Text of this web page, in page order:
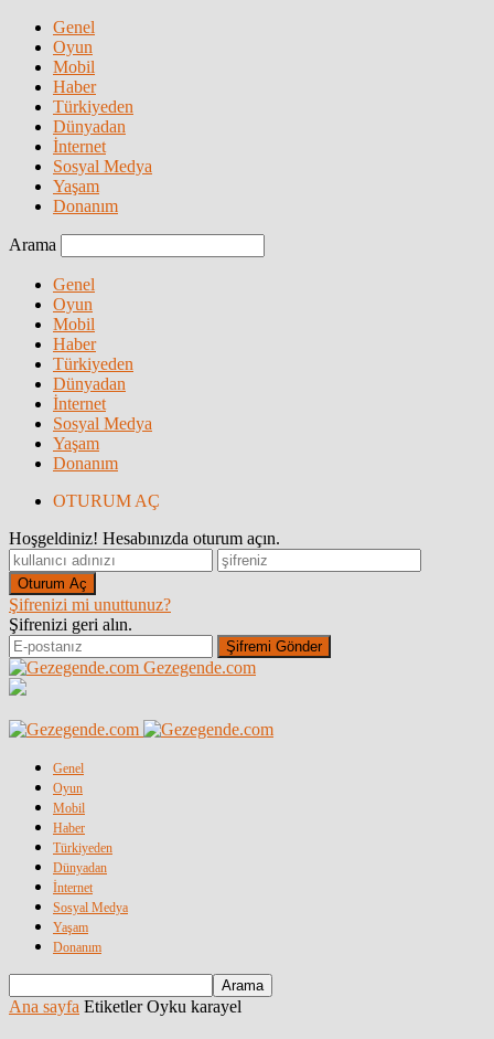
Genel
Oyun
Mobil
Haber
Türkiyeden
Dünyadan
İnternet
Sosyal Medya
Yaşam
Donanım
Arama
Genel
Oyun
Mobil
Haber
Türkiyeden
Dünyadan
İnternet
Sosyal Medya
Yaşam
Donanım
OTURUM AÇ
Hoşgeldiniz! Hesabınızda oturum açın.
Şifrenizi mi unuttunuz?
Şifrenizi geri alın.
Gezegende.com
Genel
Oyun
Mobil
Haber
Türkiyeden
Dünyadan
İnternet
Sosyal Medya
Yaşam
Donanım
Ana sayfa Etiketler Oyku karayel